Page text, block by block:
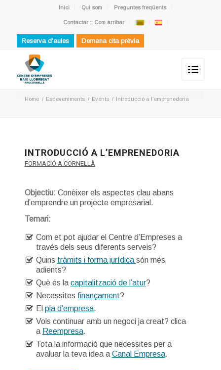
Inici Qui som Preguntes freqüents
Contactar :: Com arribar
Reserva d'aules Demana cita prèvia
Home / Esdeveniments / Events / Introducció a l’emprenedoria
INTRODUCCIÓ A L’EMPRENEDORIA
FORMACIÓ A CORNELLÀ
Objectiu: Conèixer els aspectes clau abans
d’emprendre un projecte empresarial.
Temari:
Com et pot ajudar el Centre d’Empreses a
través dels seus diferents serveis?
Quins tràmits i forma jurídica són més
adients?
Què és la capitalització de l’atur?
Necessites finançament?
El pla d’empresa.
Vols continuar amb un negoci ja creat? clica
a Reempresa.
Tota la informació que necessites per a
avaluar la teva idea a Canal Empresa.